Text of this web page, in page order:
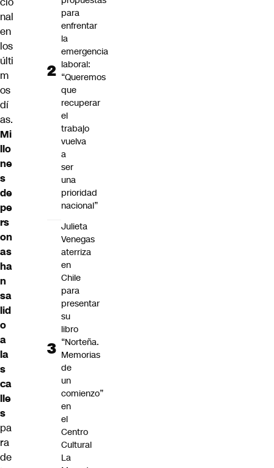
nal
en
los
últi
m
os
dí
as.
Mi
llo
ne
s
de
pe
rs
on
as
ha
n
sa
lid
o
a
la
s
ca
lle
s
pa
ra
de
para
enfrentar
la
emergencia
laboral:
“Queremos
que
recuperar
el
trabajo
vuelva
a
ser
una
prioridad
nacional”
Julieta
Venegas
aterriza
en
Chile
para
presentar
su
libro
“Norteña.
Memorias
de
un
comienzo”
en
el
Centro
Cultural
La